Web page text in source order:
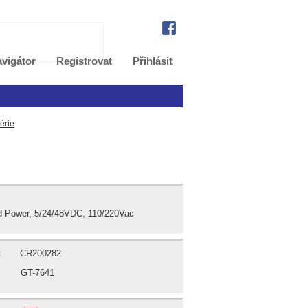
Registrovat Přihlásit
Power, 5/24/48VDC, 110/220Vac
CR200282
GT-7641